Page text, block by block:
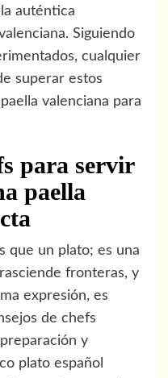
auténtica
Siguiendo
cualquier
superar estos
valenciana para
para servir
paella
que un plato; es una
fronteras, y
expresión, es
de chefs
y
plato español